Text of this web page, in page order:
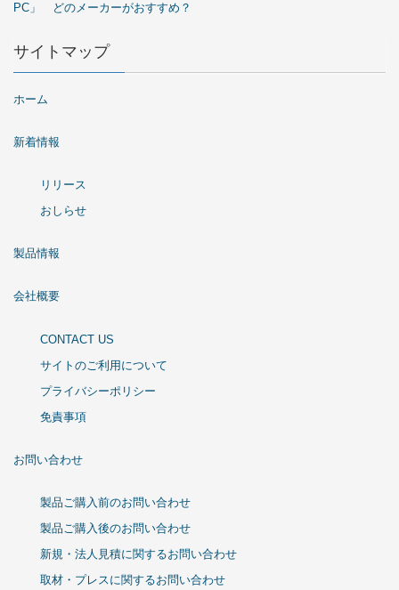
PC」 どのメーカーがおすすめ？
サイトマップ
ホーム
新着情報
リリース
おしらせ
製品情報
会社概要
CONTACT US
サイトのご利用について
プライバシーポリシー
免責事項
お問い合わせ
製品ご購入前のお問い合わせ
製品ご購入後のお問い合わせ
新規・法人見積に関するお問い合わせ
取材・プレスに関するお問い合わせ